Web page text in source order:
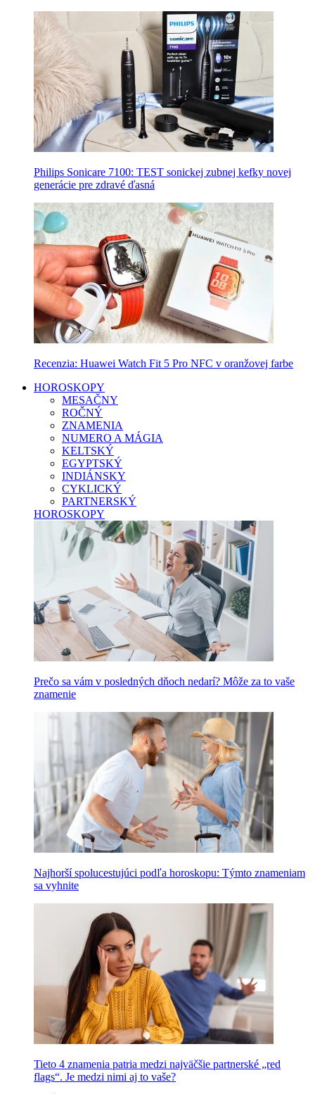
Philips Sonicare 7100: TEST sonickej zubnej kefky novej
generácie pre zdravé ďasná
Recenzia: Huawei Watch Fit 5 Pro NFC v oranžovej farbe
HOROSKOPY
MESAČNY
ROČNÝ
ZNAMENIA
NUMERO A MÁGIA
KELTSKÝ
EGYPTSKÝ
INDIÁNSKY
CYKLICKÝ
PARTNERSKÝ
HOROSKOPY
Prečo sa vám v posledných dňoch nedarí? Môže za to vaše
znamenie
Najhorší spolucestujúci podľa horoskopu: Týmto znameniam
sa vyhnite
Tieto 4 znamenia patria medzi najväčšie partnerské „red
flags“. Je medzi nimi aj to vaše?